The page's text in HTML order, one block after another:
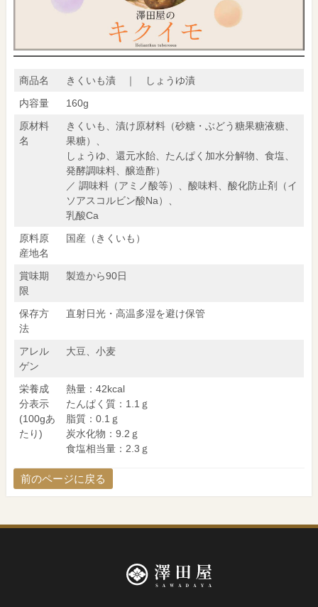
商品名
きくいも漬 ｜ しょうゆ漬
内容量
160g
原材料
名
きくいも、漬け原材料（砂糖・ぶどう糖果糖液糖、
果糖）、
しょうゆ、還元水飴、たんぱく加水分解物、食塩、
発酵調味料、醸造酢）
／ 調味料（アミノ酸等）、酸味料、酸化防止剤（イ
ソアスコルビン酸Na）、
乳酸Ca
原料原
産地名
国産（きくいも）
賞味期
限
製造から90日
保存方
法
直射日光・高温多湿を避け保管
アレル
ゲン
大豆、小麦
栄養成
分表示
(100gあ
たり)
熱量：42kcal
たんぱく質：1.1ｇ
脂質：0.1ｇ
炭水化物：9.2ｇ
食塩相当量：2.3ｇ